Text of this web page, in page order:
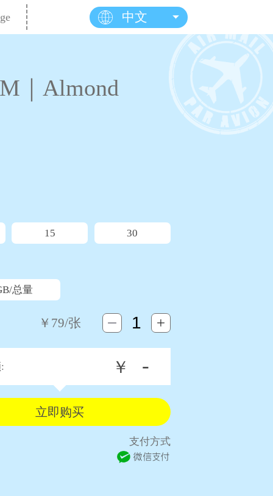
中文
｜Almond
15 30
总量
￥ 79/张
￥ -
支付方式